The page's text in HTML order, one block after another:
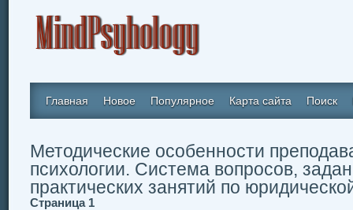
Главная Новое Популярное Карта сайта Поиск
Методические особенности
психологии. Система вопросов,
практических занятий по
Страница 1